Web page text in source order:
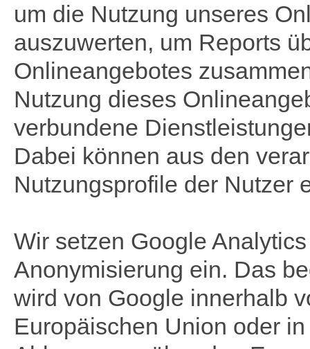
um die Nutzung unseres
auszuwerten, um Reports
Onlineangebotes
Nutzung dieses
verbundene
Dabei können aus den
Nutzungsprofile der Nutzer
Wir setzen Google
Anonymisierung ein. Das
wird von Google innerhalb
Europäischen Union oder